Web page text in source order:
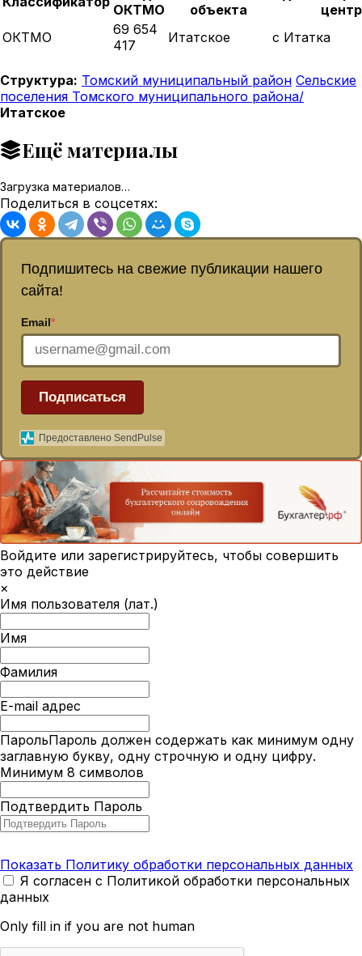
ОКТМО
объекта
центр
ОКТМО
69 654
417
Итатское с Итатка
Структура: Томский муниципальный район Сельские
поселения Томского муниципального района/
Итатское
Ещё материалы
Загрузка материалов…
Поделиться в соцсетях:
Подпишитесь на свежие публикации нашего
сайта!
Email*
Подписаться
Предоставлено SendPulse
Войдите или зарегистрируйтесь, чтобы совершить
это действие
×
Имя пользователя (лат.)
Имя
Фамилия
E-mail адрес
ПарольПароль должен содержать как минимум одну
заглавную букву, одну строчную и одну цифру.
Минимум 8 символов
Подтвердить Пароль
Показать Политику обработки персональных данных
Я согласен с Политикой обработки персональных
данных
Only fill in if you are not human